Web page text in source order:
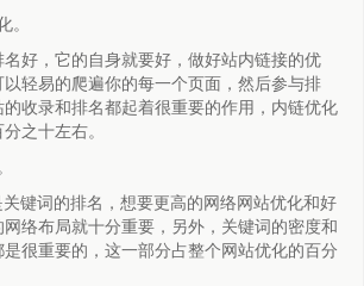
，它的自身就要好，做好站内链接的优
轻易的爬遍你的每一个页面，然后参与排
收录和排名都起着很重要的作用，内链优化
之十左右。
词的排名，想要更高的网络网站优化和好
络布局就十分重要，另外，关键词的密度和
很重要的，这一部分占整个网站优化的百分